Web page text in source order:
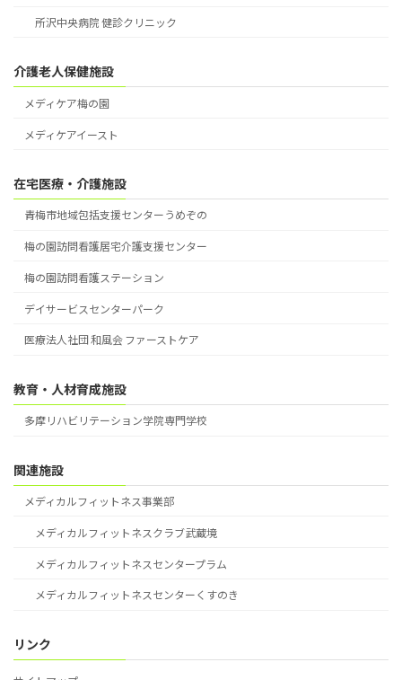
所沢中央病院 健診クリニック
介護老人保健施設
メディケア梅の園
メディケアイースト
在宅医療・介護施設
青梅市地域包括支援センターうめぞの
梅の園訪問看護居宅介護支援センター
梅の園訪問看護ステーション
デイサービスセンターパーク
医療法人社団 和風会 ファーストケア
教育・人材育成施設
多摩リハビリテーション学院専門学校
関連施設
メディカルフィットネス事業部
メディカルフィットネスクラブ武蔵境
メディカルフィットネスセンタープラム
メディカルフィットネスセンターくすのき
リンク